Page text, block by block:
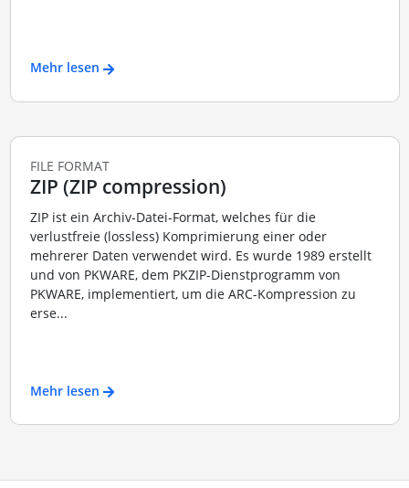
Mehr lesen
FILE FORMAT
ZIP (ZIP compression)
ZIP ist ein Archiv-Datei-Format, welches für die
verlustfreie (lossless) Komprimierung einer oder
mehrerer Daten verwendet wird. Es wurde 1989 erstellt
und von PKWARE, dem PKZIP-Dienstprogramm von
PKWARE, implementiert, um die ARC-Kompression zu
erse...
Mehr lesen